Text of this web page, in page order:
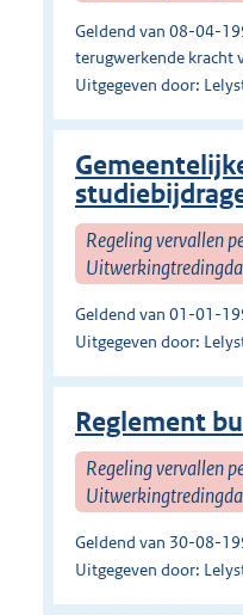
Geldend van 08-04-
terugwerkende kracht
Uitgegeven door:
Regeling vervallen
Geldend van 01-01-
Uitgegeven door:
Reglement
Regeling vervallen
Geldend van 30-08-
Uitgegeven door: